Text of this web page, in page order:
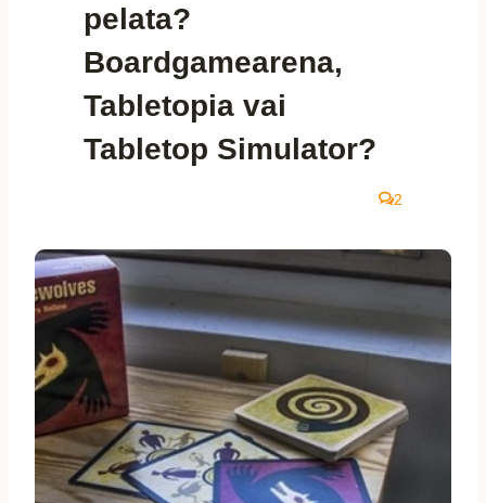
pelata?
Boardgamearena,
Tabletopia vai
Tabletop Simulator?
2